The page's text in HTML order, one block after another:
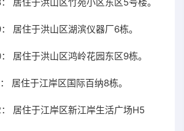
居住于洪山区湖滨仪器厂6栋。
居住于洪山区鸿岭花园东区9栋。
居住于江岸区国际百纳8栋。
居住于江岸区新江岸生活广场H5